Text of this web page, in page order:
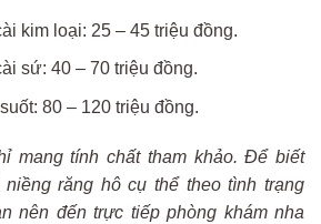
kim loại: 25 – 45 triệu đồng.
sứ: 40 – 70 triệu đồng.
80 – 120 triệu đồng.
mang tính chất tham khảo. Để biết
răng hô cụ thể theo tình trạng
nên đến trực tiếp phòng khám nha